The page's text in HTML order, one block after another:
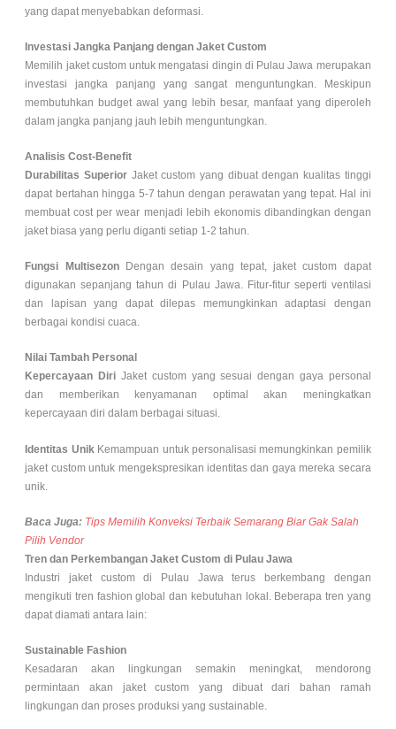
yang dapat menyebabkan deformasi.
Investasi Jangka Panjang dengan Jaket Custom
Memilih jaket custom untuk mengatasi dingin di Pulau Jawa merupakan
investasi jangka panjang yang sangat menguntungkan. Meskipun
membutuhkan budget awal yang lebih besar, manfaat yang diperoleh
dalam jangka panjang jauh lebih menguntungkan.
Analisis Cost-Benefit
Durabilitas Superior Jaket custom yang dibuat dengan kualitas tinggi
dapat bertahan hingga 5-7 tahun dengan perawatan yang tepat. Hal ini
membuat cost per wear menjadi lebih ekonomis dibandingkan dengan
jaket biasa yang perlu diganti setiap 1-2 tahun.
Fungsi MultisezonDengan desain yang tepat, jaket custom dapat
digunakan sepanjang tahun di Pulau Jawa. Fitur-fitur seperti ventilasi
dan lapisan yang dapat dilepas memungkinkan adaptasi dengan
berbagai kondisi cuaca.
Nilai Tambah Personal
Kepercayaan Diri Jaket custom yang sesuai dengan gaya personal
dan memberikan kenyamanan optimal akan meningkatkan
kepercayaan diri dalam berbagai situasi.
Identitas Unik Kemampuan untuk personalisasi memungkinkan pemilik
jaket custom untuk mengekspresikan identitas dan gaya mereka secara
unik.
Baca Juga: Tips Memilih Konveksi Terbaik Semarang Biar Gak Salah
Pilih Vendor
Tren dan Perkembangan Jaket Custom di Pulau Jawa
Industri jaket custom di Pulau Jawa terus berkembang dengan
mengikuti tren fashion global dan kebutuhan lokal. Beberapa tren yang
dapat diamati antara lain:
Sustainable Fashion
Kesadaran akan lingkungan semakin meningkat, mendorong
permintaan akan jaket custom yang dibuat dari bahan ramah
lingkungan dan proses produksi yang sustainable.